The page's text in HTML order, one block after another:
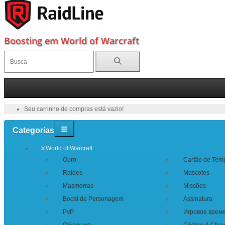
Boosting em World of Warcraft
Seu carrinho de compras está vazio!
Categorias
⚔️World of Warcraft
Ouro
Raides
Masmorras
Boost de Personagem
PvP
Cartão de
Mascotes
Missões
Assinatura
Игровое время